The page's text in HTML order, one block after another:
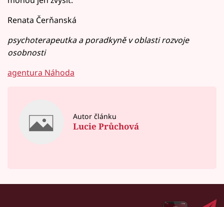
Renata Čerňanská
psychoterapeutka a poradkyně v oblasti rozvoje
osobnosti
agentura Náhoda
Autor článku
Lucie Průchová